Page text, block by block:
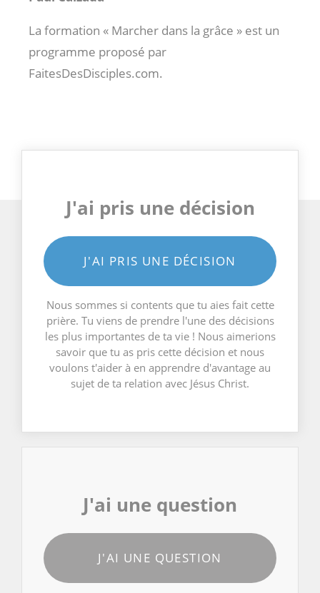
La formation « Marcher dans la grâce » est un
programme proposé par
FaitesDesDisciples.com.
J'ai pris une décision
J'AI PRIS UNE DÉCISION
Nous sommes si contents que tu aies fait cette
prière. Tu viens de prendre l'une des décisions
les plus importantes de ta vie ! Nous aimerions
savoir que tu as pris cette décision et nous
voulons t'aider à en apprendre d'avantage au
sujet de ta relation avec Jésus Christ.
J'ai une question
J'AI UNE QUESTION